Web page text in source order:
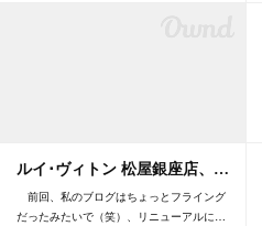
ルイ･ヴィトン 松屋銀座店、…
前回、私のブログはちょっとフライング
だったみたいで（笑）、リニューアルに…